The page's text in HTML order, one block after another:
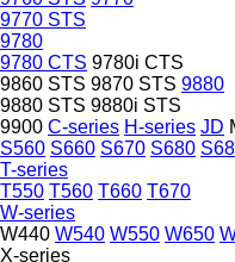
9770 STS
9780
9780 CTS 9780i CTS
9860 STS 9870 STS 9880
9880 STS 9880i STS
9900 C-series H-series JD
S560 S660 S670 S680
T-series
T550 T560 T660 T670
W-series
W440 W540 W550 W650
X-series